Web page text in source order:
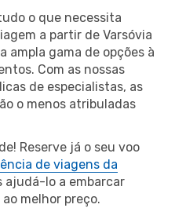
o que necessita
a partir de Varsóvia
ampla gama de opções à
Com as nossas
de especialistas, as
o menos atribuladas
Reserve já o seu voo
de viagens da
ajudá-lo a embarcar
melhor preço.